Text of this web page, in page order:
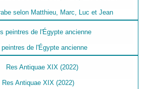
selon Matthieu, Marc, Luc et Jean
peintres de l'Égypte ancienne
Res Antiquae XIX (2022)